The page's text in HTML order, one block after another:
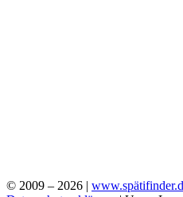
© 2009 – 2026 |